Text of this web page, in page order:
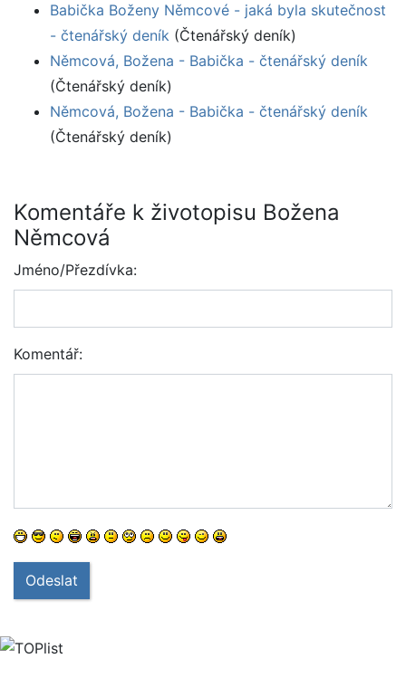
Babička Boženy Němcové - jaká byla skutečnost
- čtenářský deník (Čtenářský deník)
Němcová, Božena - Babička - čtenářský deník
(Čtenářský deník)
Němcová, Božena - Babička - čtenářský deník
(Čtenářský deník)
Komentáře k životopisu Božena
Němcová
Jméno/Přezdívka:
Komentář:
Odeslat